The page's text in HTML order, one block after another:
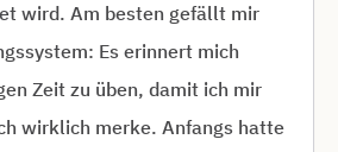
wird. Am besten gefällt mir
Es erinnert mich
Zeit zu üben, damit ich mir
wirklich merke. Anfangs hatte